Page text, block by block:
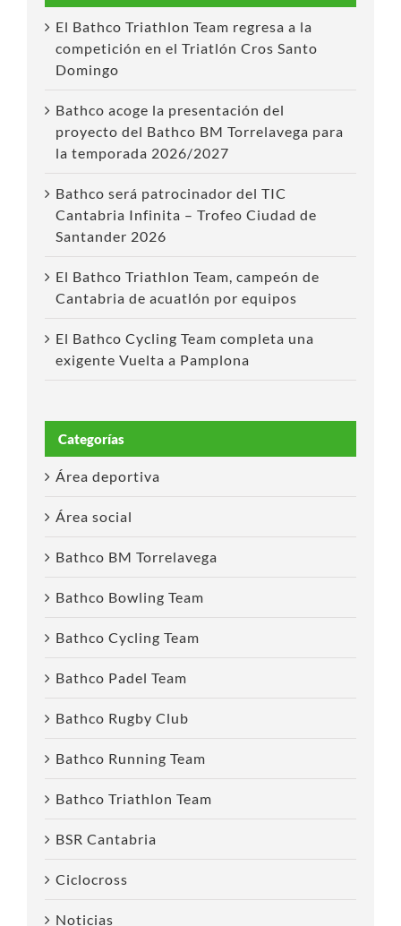
El Bathco Triathlon Team regresa a la
competición en el Triatlón Cros Santo
Domingo
Bathco acoge la presentación del
proyecto del Bathco BM Torrelavega para
la temporada 2026/2027
Bathco será patrocinador del TIC
Cantabria Infinita – Trofeo Ciudad de
Santander 2026
El Bathco Triathlon Team, campeón de
Cantabria de acuatlón por equipos
El Bathco Cycling Team completa una
exigente Vuelta a Pamplona
Categorías
Área deportiva
Área social
Bathco BM Torrelavega
Bathco Bowling Team
Bathco Cycling Team
Bathco Padel Team
Bathco Rugby Club
Bathco Running Team
Bathco Triathlon Team
BSR Cantabria
Ciclocross
Noticias